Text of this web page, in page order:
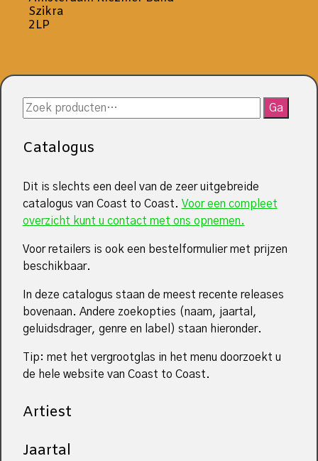
Szikra
2LP
Zoeken
naar:
Ga
Catalogus
Dit is slechts een deel van de zeer uitgebreide
catalogus van Coast to Coast. Voor een compleet
overzicht kunt u contact met ons opnemen.
Voor retailers is ook een bestelformulier met prijzen
beschikbaar.
In deze catalogus staan de meest recente releases
bovenaan. Andere zoekopties (naam, jaartal,
geluidsdrager, genre en label) staan hieronder.
Tip: met het vergrootglas in het menu doorzoekt u
de hele website van Coast to Coast.
Artiest
Jaartal